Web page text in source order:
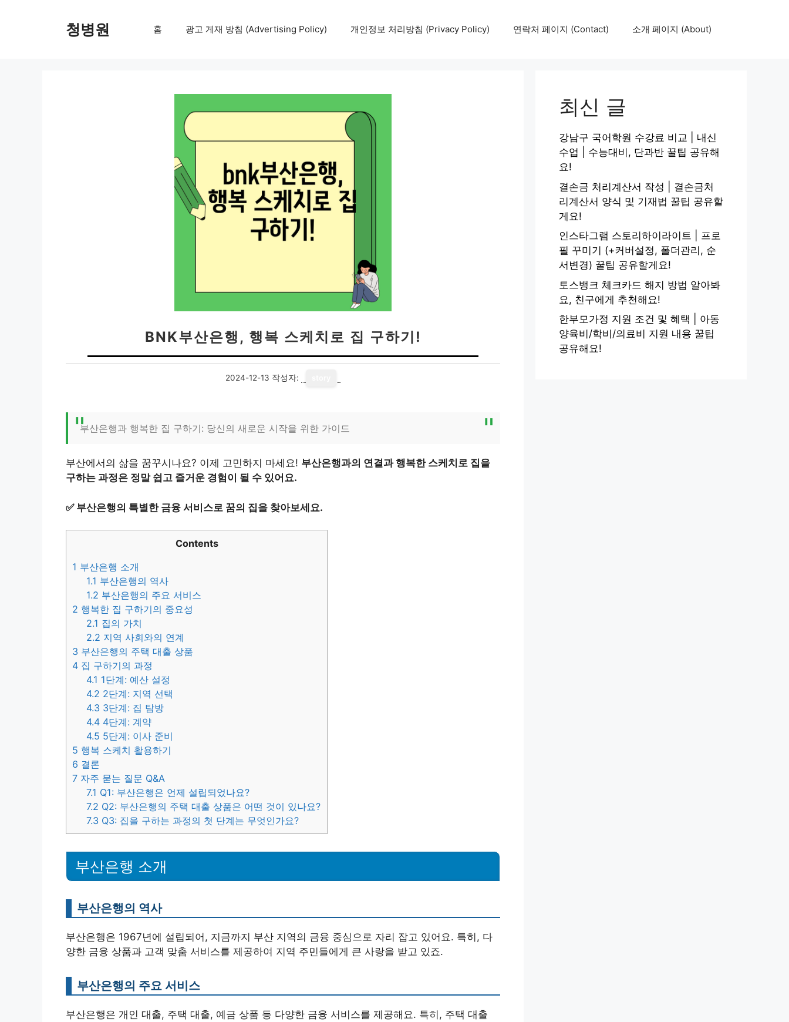
청병원 홈 광고 게재 방침 (Advertising Policy) 개인정보 처리방침 (Privacy Policy) 연락처 페이지 (Contact) 소개 페이지 (About)
BNK부산은행, 행복 스케치로 집 구하기!
2024-12-13 작성자:
부산은행과 행복한 집 구하기: 당신의 새로운 시작을 위한 가이드
부산에서의 삶을 꿈꾸시나요? 이제 고민하지 마세요! 부산은행과의 연결과 행복한 스케치로 집을
구하는 과정은 정말 쉽고 즐거운 경험이 될 수 있어요.
✅ 부산은행의 특별한 금융 서비스로 꿈의 집을 찾아보세요.
Contents
1 부산은행 소개
1.1 부산은행의 역사
1.2 부산은행의 주요 서비스
2 행복한 집 구하기의 중요성
2.1 집의 가치
2.2 지역 사회와의 연계
3 부산은행의 주택 대출 상품
4 집 구하기의 과정
4.1 1단계: 예산 설정
4.2 2단계: 지역 선택
4.3 3단계: 집 탐방
4.4 4단계: 계약
4.5 5단계: 이사 준비
5 행복 스케치 활용하기
6 결론
7 자주 묻는 질문 Q&A
7.1 Q1: 부산은행은 언제 설립되었나요?
7.2 Q2: 부산은행의 주택 대출 상품은 어떤 것이 있나요?
7.3 Q3: 집을 구하는 과정의 첫 단계는 무엇인가요?
부산은행 소개
부산은행의 역사
부산은행은 1967년에 설립되어, 지금까지 부산 지역의 금융 중심으로 자리 잡고 있어요. 특히, 다
양한 금융 상품과 고객 맞춤 서비스를 제공하여 지역 주민들에게 큰 사랑을 받고 있죠.
부산은행의 주요 서비스
부산은행은 개인 대출, 주택 대출, 예금 상품 등 다양한 금융 서비스를 제공해요. 특히, 주택 대출
최신 글
강남구 국어학원 수강료 비교 | 내신
수업 | 수능대비, 단과반 꿀팁 공유해
요!
결손금 처리계산서 작성 | 결손금처
리계산서 양식 및 기재법 꿀팁 공유할
게요!
인스타그램 스토리하이라이트 | 프로
필 꾸미기 (+커버설정, 폴더관리, 순
서변경) 꿀팁 공유할게요!
토스뱅크 체크카드 해지 방법 알아봐
요, 친구에게 추천해요!
한부모가정 지원 조건 및 혜택 | 아동
양육비/학비/의료비 지원 내용 꿀팁
공유해요!